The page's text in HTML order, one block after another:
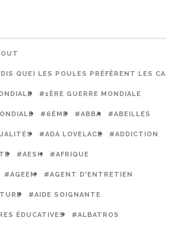
QUE) LES POULES PRÉFÈRENT LES
#1ÈRE GUERRE MONDIALE
#6ÈME #ABBA #ABEILLES
#ADA LOVELACE #ADDICTION
#AESH #AFRIQUE
#AGEEM #AGENT D'ENTRETIEN
#AIDE SOIGNANTE
ÉDUCATIVES #ALBATROS